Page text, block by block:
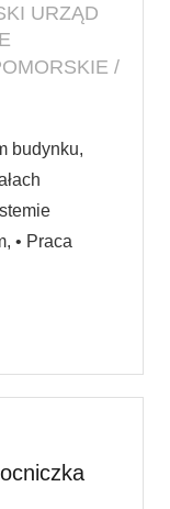
URZĄD
/
budynku,
• Praca